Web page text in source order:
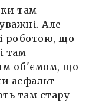
там
Але
роботою, що
там
об'ємом, що
асфальт
там стару